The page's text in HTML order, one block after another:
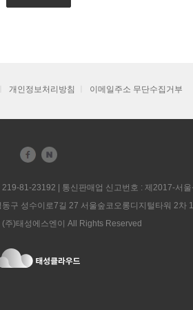
개인정보처리방침 이메일주소 무단수집거부
81-23192 | 통신판매업 신고번호 : 제2017-서
구 성수이로7길 27 서울숲코오롱디지털타워 2차
)태성에스엔이 All Rights Reserved